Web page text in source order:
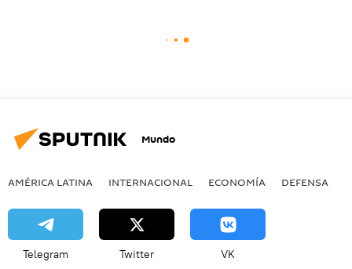
Mundo
AMÉRICA LATINA INTERNACIONAL ECONOMÍA DEFENSA
Telegram Twitter VK